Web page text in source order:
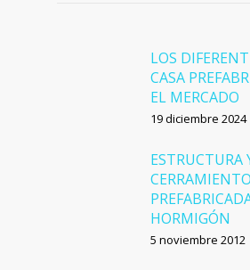
LOS
CASA
EL MERCADO
19 diciembre 2024
ESTRUCTURA
HORMIGÓN
5 noviembre 2012